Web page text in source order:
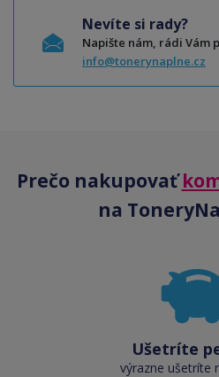
Nevíte si rady?
Napište nám, rádi Vám
info@tonerynaplne.cz
Prečo nakupovať
na
Ušetríte
výrazne ušetríte